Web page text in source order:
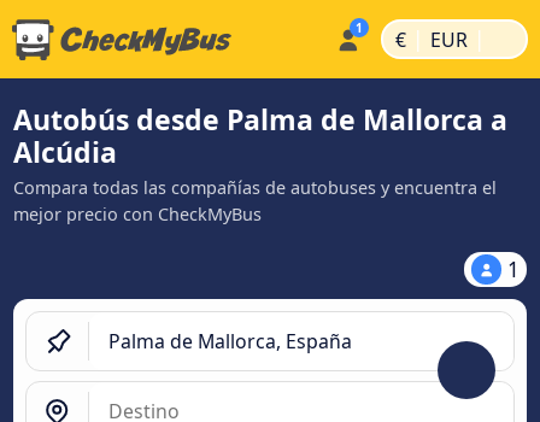
€ | EUR |
Autobús desde Palma de Mallorca a
Alcúdia
Compara todas las compañías de autobuses y encuentra el
mejor precio con CheckMyBus
1